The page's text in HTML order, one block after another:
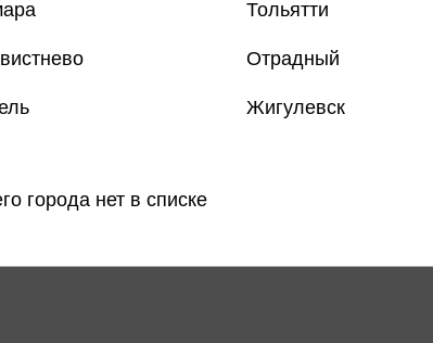
Тольятти
Отрадный
Жигулевск
города нет в списке